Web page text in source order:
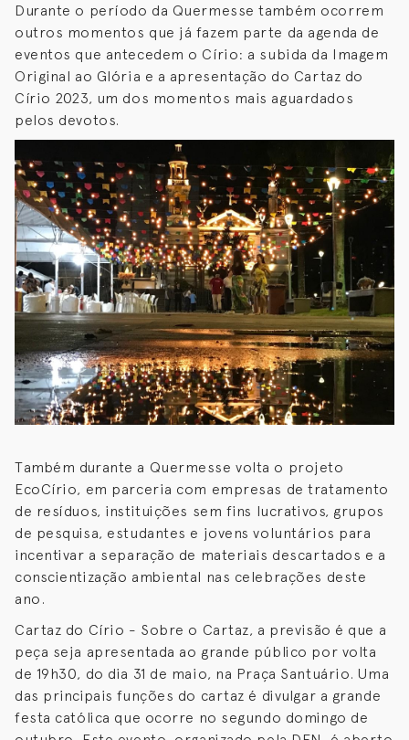
Durante o período da Quermesse também ocorrem
outros momentos que já fazem parte da agenda de
eventos que antecedem o Círio: a subida da Imagem
Original ao Glória e a apresentação do Cartaz do
Círio 2023, um dos momentos mais aguardados
pelos devotos.
Também durante a Quermesse volta o projeto
EcoCírio, em parceria com empresas de tratamento
de resíduos, instituições sem fins lucrativos, grupos
de pesquisa, estudantes e jovens voluntários para
incentivar a separação de materiais descartados e a
conscientização ambiental nas celebrações deste
ano.
Cartaz do Círio - Sobre o Cartaz, a previsão é que a
peça seja apresentada ao grande público por volta
de 19h30, do dia 31 de maio, na Praça Santuário. Uma
das principais funções do cartaz é divulgar a grande
festa católica que ocorre no segundo domingo de